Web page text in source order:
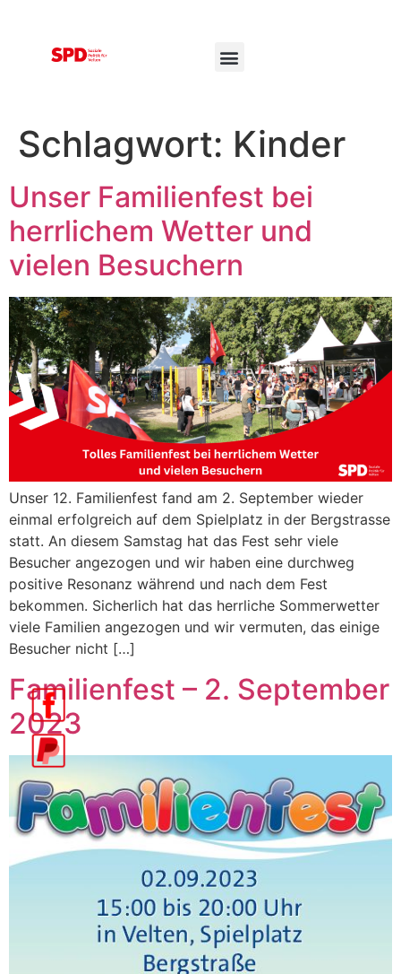
Schlagwort: Kinder
Unser Familienfest bei
herrlichem Wetter und
vielen Besuchern
Unser 12. Familienfest fand am 2. September wieder
einmal erfolgreich auf dem Spielplatz in der Bergstrasse
statt. An diesem Samstag hat das Fest sehr viele
Besucher angezogen und wir haben eine durchweg
positive Resonanz während und nach dem Fest
bekommen. Sicherlich hat das herrliche Sommerwetter
viele Familien angezogen und wir vermuten, das einige
Besucher nicht […]
Familienfest – 2. September
2023